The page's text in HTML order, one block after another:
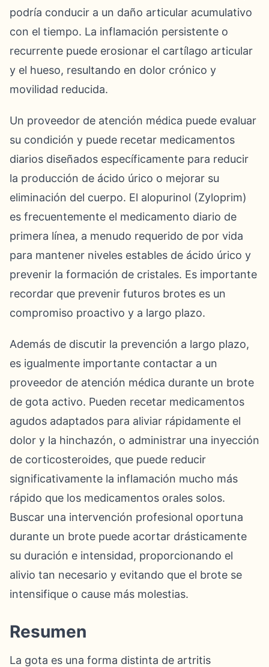
podría conducir a un daño articular acumulativo
con el tiempo. La inflamación persistente o
recurrente puede erosionar el cartílago articular
y el hueso, resultando en dolor crónico y
movilidad reducida.
Un proveedor de atención médica puede evaluar
su condición y puede recetar medicamentos
diarios diseñados específicamente para reducir
la producción de ácido úrico o mejorar su
eliminación del cuerpo. El alopurinol (Zyloprim)
es frecuentemente el medicamento diario de
primera línea, a menudo requerido de por vida
para mantener niveles estables de ácido úrico y
prevenir la formación de cristales. Es importante
recordar que prevenir futuros brotes es un
compromiso proactivo y a largo plazo.
Además de discutir la prevención a largo plazo,
es igualmente importante contactar a un
proveedor de atención médica durante un brote
de gota activo. Pueden recetar medicamentos
agudos adaptados para aliviar rápidamente el
dolor y la hinchazón, o administrar una inyección
de corticosteroides, que puede reducir
significativamente la inflamación mucho más
rápido que los medicamentos orales solos.
Buscar una intervención profesional oportuna
durante un brote puede acortar drásticamente
su duración e intensidad, proporcionando el
alivio tan necesario y evitando que el brote se
intensifique o cause más molestias.
Resumen
La gota es una forma distinta de artritis